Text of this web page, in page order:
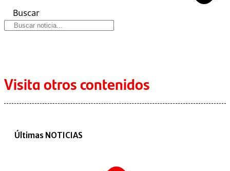
Buscar
Visita otros contenidos
Últimas NOTICIAS